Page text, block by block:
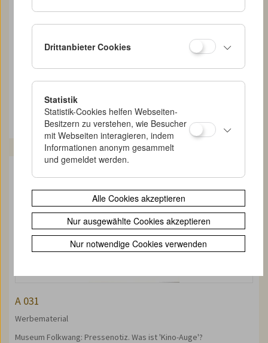
A 030
Werbematerial
Museum Folkswang: Was ist Kino-Auge?
A 031
Werbematerial
Museum Folkwang: Pressenotiz. Was ist 'Kino-Auge'?
Drittanbieter Cookies
Statistik
Statistik-Cookies helfen Webseiten-
Besitzern zu verstehen, wie Besucher
mit Webseiten interagieren, indem
Informationen anonym gesammelt
und gemeldet werden.
Alle Cookies akzeptieren
Nur ausgewählte Cookies akzeptieren
Nur notwendige Cookies verwenden